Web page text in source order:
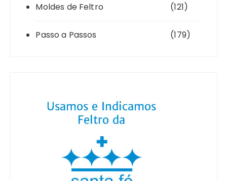
Moldes de Feltro (121)
Passo a Passos (179)